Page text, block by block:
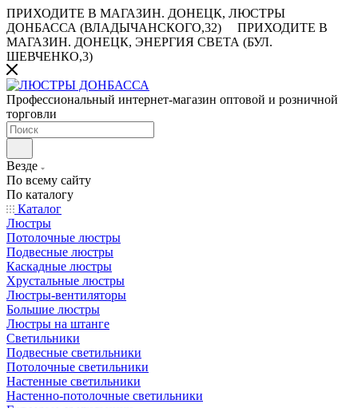
ПРИХОДИТЕ В МАГАЗИН. ДОНЕЦК, ЛЮСТРЫ
ДОНБАССА (ВЛАДЫЧАНСКОГО,32)
ПРИХОДИТЕ В
МАГАЗИН. ДОНЕЦК, ЭНЕРГИЯ СВЕТА (БУЛ.
ШЕВЧЕНКО,3)
Профессиональный интернет-магазин оптовой и розничной
торговли
Везде
По всему сайту
По каталогу
Каталог
Люстры
Потолочные люстры
Подвесные люстры
Каскадные люстры
Хрустальные люстры
Люстры-вентиляторы
Большие люстры
Люстры на штанге
Светильники
Подвесные светильники
Потолочные светильники
Настенные светильники
Настенно-потолочные светильники